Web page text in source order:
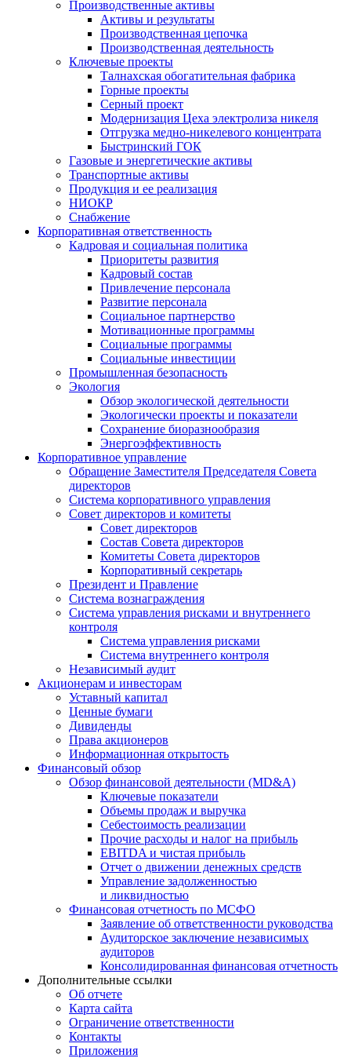
Производственные активы
Активы и результаты
Производственная цепочка
Производственная деятельность
Ключевые проекты
Талнахская обогатительная фабрика
Горные проекты
Серный проект
Модернизация Цеха электролиза никеля
Отгрузка медно-никелевого концентрата
Быстринский ГОК
Газовые и энергетические активы
Транспортные активы
Продукция и ее реализация
НИОКР
Снабжение
Корпоративная ответственность
Кадровая и социальная политика
Приоритеты развития
Кадровый состав
Привлечение персонала
Развитие персонала
Социальное партнерство
Мотивационные программы
Социальные программы
Социальные инвестиции
Промышленная безопасность
Экология
Обзор экологической деятельности
Экологически проекты и показатели
Сохранение биоразнообразия
Энергоэффективность
Корпоративное управление
Обращение Заместителя Председателя Совета
директоров
Система корпоративного управления
Совет директоров и комитеты
Совет директоров
Состав Совета директоров
Комитеты Совета директоров
Корпоративный секретарь
Президент и Правление
Система вознаграждения
Система управления рисками и внутреннего
контроля
Система управления рисками
Система внутреннего контроля
Независимый аудит
Акционерам и инвесторам
Уставный капитал
Ценные бумаги
Дивиденды
Права акционеров
Информационная открытость
Финансовый обзор
Обзор финансовой деятельности (MD&A)
Ключевые показатели
Объемы продаж и выручка
Себестоимость реализации
Прочие расходы и налог на прибыль
EBITDA и чистая прибыль
Отчет о движении денежных средств
Управление задолженностью
и ликвидностью
Финансовая отчетность по МСФО
Заявление об ответственности руководства
Аудиторское заключение независимых
аудиторов
Консолидированная финансовая отчетность
Дополнительные ссылки
Об отчете
Карта сайта
Ограничение ответственности
Контакты
Приложения